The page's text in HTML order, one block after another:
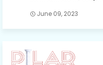
June 09, 2023